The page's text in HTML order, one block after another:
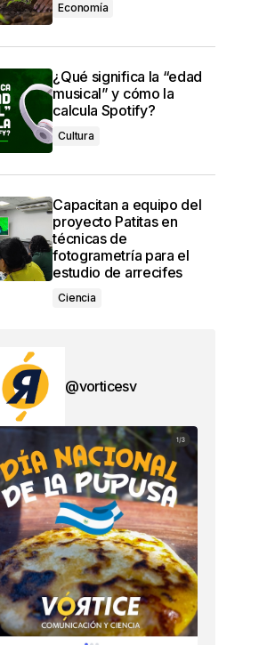
Economía
¿Qué significa la “edad
musical” y cómo la
calcula Spotify?
Cultura
Capacitan a equipo del
proyecto Patitas en
técnicas de
fotogrametría para el
estudio de arrecifes
Ciencia
@vorticesv